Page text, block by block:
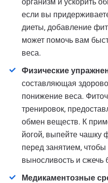
если вы
диеты, добавление
может помочь вам
веса.
Физические
составляющая
понижение веса.
тренировок,
обмен веществ. К
йогой, выпейте чашку
перед занятием,
выносливость и сжечь
Медикаментозные